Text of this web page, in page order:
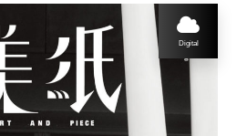
Digital